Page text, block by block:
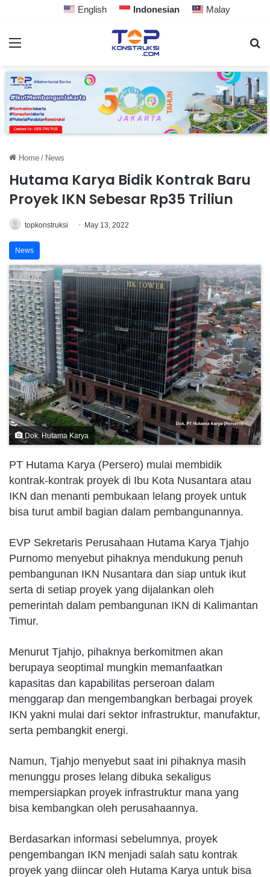
English Indonesian Malay
Home / News
Hutama Karya Bidik Kontrak Baru
Proyek IKN Sebesar Rp35 Triliun
topkonstruksi May 13, 2022
News
Dok. Hutama Karya
PT Hutama Karya (Persero) mulai membidik
kontrak-kontrak proyek di Ibu Kota Nusantara atau
IKN dan menanti pembukaan lelang proyek untuk
bisa turut ambil bagian dalam pembangunannya.
EVP Sekretaris Perusahaan Hutama Karya Tjahjo
Purnomo menyebut pihaknya mendukung penuh
pembangunan IKN Nusantara dan siap untuk ikut
serta di setiap proyek yang dijalankan oleh
pemerintah dalam pembangunan IKN di Kalimantan
Timur.
Menurut Tjahjo, pihaknya berkomitmen akan
berupaya seoptimal mungkin memanfaatkan
kapasitas dan kapabilitas perseroan dalam
menggarap dan mengembangkan berbagai proyek
IKN yakni mulai dari sektor infrastruktur, manufaktur,
serta pembangkit energi.
Namun, Tjahjo menyebut saat ini pihaknya masih
menunggu proses lelang dibuka sekaligus
mempersiapkan proyek infrastruktur mana yang
bisa kembangkan oleh perusahaannya.
Berdasarkan informasi sebelumnya, proyek
pengembangan IKN menjadi salah satu kontrak
proyek yang diincar oleh Hutama Karya untuk bisa